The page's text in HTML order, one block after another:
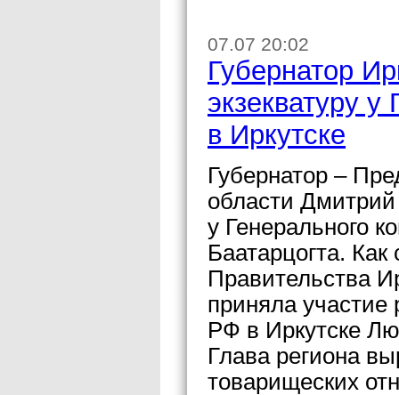
07.07 20:02
Губернатор
экзекватуру
в Иркутске
Губернатор –
области Дмитрий
у Генерального
Баатарцогта.
Правительства
приняла участие
РФ в Иркутске
Глава региона
товарищеских